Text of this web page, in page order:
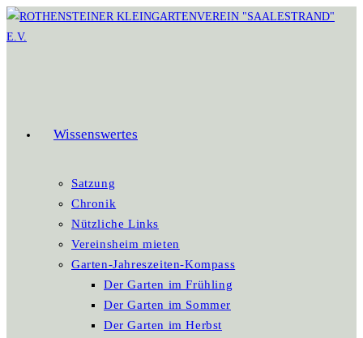
Zum
Inhalt
Wissenswertes
Satzung
Chronik
Nützliche Links
Vereinsheim mieten
Garten-Jahreszeiten-Kompass
Der Garten im Frühling
Der Garten im Sommer
Der Garten im Herbst